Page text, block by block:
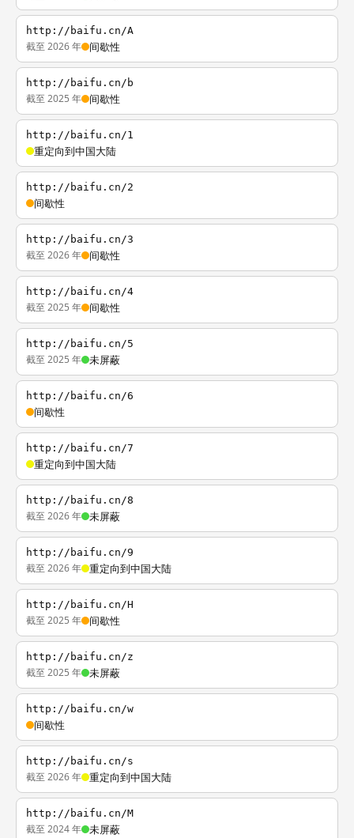
http://baifu.cn/A
截至 2026 年 间歇性
http://baifu.cn/b
截至 2025 年 间歇性
http://baifu.cn/1
重定向到中国大陆
http://baifu.cn/2
间歇性
http://baifu.cn/3
截至 2026 年 间歇性
http://baifu.cn/4
截至 2025 年 间歇性
http://baifu.cn/5
截至 2025 年 未屏蔽
http://baifu.cn/6
间歇性
http://baifu.cn/7
重定向到中国大陆
http://baifu.cn/8
截至 2026 年 未屏蔽
http://baifu.cn/9
截至 2026 年 重定向到中国大陆
http://baifu.cn/H
截至 2025 年 间歇性
http://baifu.cn/z
截至 2025 年 未屏蔽
http://baifu.cn/w
间歇性
http://baifu.cn/s
截至 2026 年 重定向到中国大陆
http://baifu.cn/M
截至 2024 年 未屏蔽